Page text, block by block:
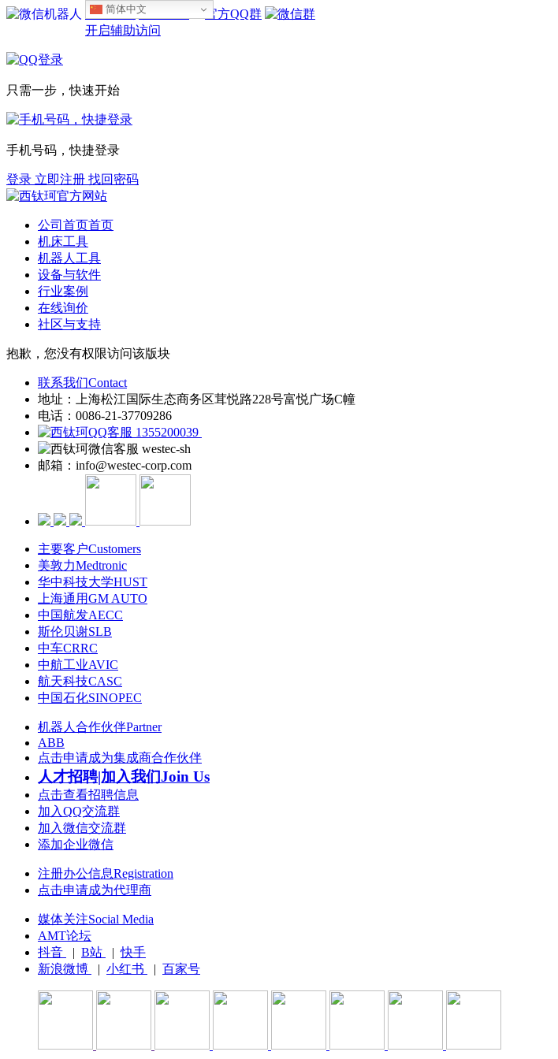
简体中文
设为首页 收藏本站
开启辅助访问
只需一步，快速开始
手机号码，快捷登录
登录 立即注册 找回密码
公司首页首页
机床工具
机器人工具
设备与软件
行业案例
在线询价
社区与支持
抱歉，您没有权限访问该版块
联系我们Contact
地址：上海松江国际生态商务区茸悦路228号富悦广场C幢
电话：0086-21-37709286
1355200039
westec-sh
邮箱：info@westec-corp.com
主要客户Customers
美敦力Medtronic
华中科技大学HUST
上海通用GM AUTO
中国航发AECC
斯伦贝谢SLB
中车CRRC
中航工业AVIC
航天科技CASC
中国石化SINOPEC
机器人合作伙伴Partner
ABB
点击申请成为集成商合作伙伴
人才招聘|加入我们Join Us
点击查看招聘信息
加入QQ交流群
加入微信交流群
添加企业微信
注册办公信息Registration
点击申请成为代理商
媒体关注Social Media
AMT论坛
抖音
| B站 |快手
新浪微博
| 小红书 | 百家号